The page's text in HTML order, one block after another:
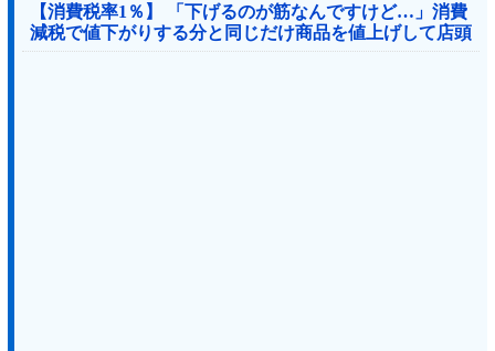
【消費税率1％】 「下げるのが筋なんですけど…」消費
減税で値下がりする分と同じだけ商品を値上げして店頭
価格を変えない店も